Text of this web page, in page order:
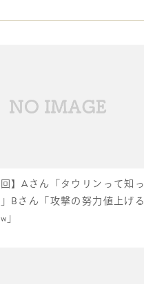
回】Aさん「タウリンって知っ
Bさん「攻撃の努力値上げる